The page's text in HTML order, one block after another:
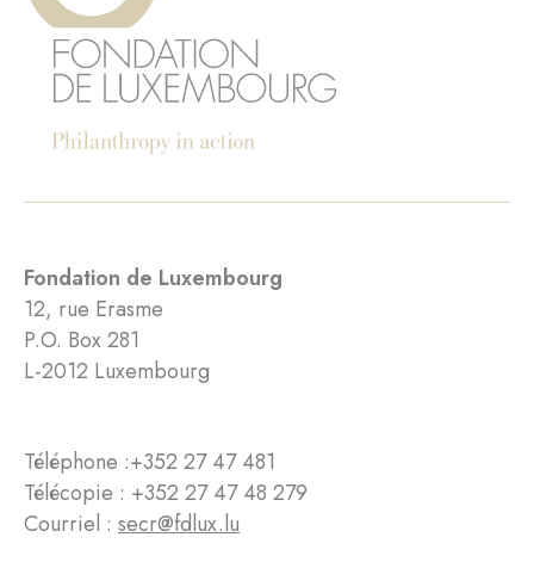
Fondation de Luxembourg
12, rue Erasme
P.O. Box 281
L-2012 Luxembourg
Téléphone :+352 27 47 481
Télécopie : +352 27 47 48 279
Courriel : secr@fdlux.lu